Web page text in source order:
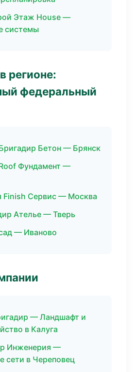
Этаж House —
системы
регионе:
федеральный
Бетон — Брянск
Фундамент —
Finish Сервис — Москва
Ателье — Тверь
— Иваново
— Ландшафт и
в Калуга
Инженерия —
сети в Череповец